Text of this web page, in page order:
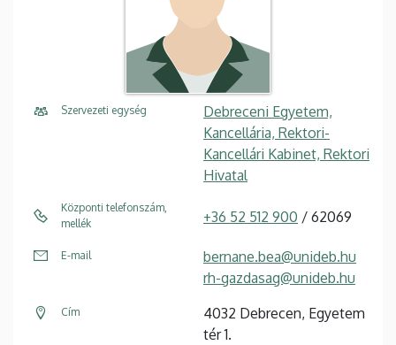
Szervezeti egység
Debreceni Egyetem,
Kancellária, Rektori-
Kancellári Kabinet, Rektori
Hivatal
Központi telefonszám,
mellék
+36 52 512 900 / 62069
E-mail
bernane.bea@unideb.hu
rh-gazdasag@unideb.hu
Cím
4032 Debrecen, Egyetem
tér 1.